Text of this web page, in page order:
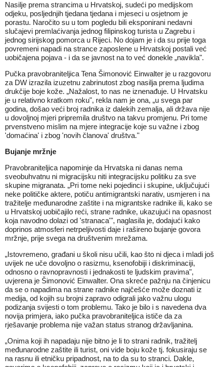
Nasilje prema strancima u Hrvatskoj, sudeći po medijskom
odjeku, posljednjih tjedana tjedana i mjeseci u osjetnom je
porastu. Naročito su u tom pogledu bili eksponirani nedavni
slučajevi premlaćivanja jednog filipinskog turista u Zagrebu i
jednog sirijskog pomorca u Rijeci. No dojam je i da su prije toga
povremeni napadi na strance zaposlene u Hrvatskoj postali već
uobičajena pojava - i da se javnost na to već donekle „navikla".
Pučka pravobraniteljica Tena Šimonović Einwalter je u razgovoru
za DW izrazila izuzetnu zabrinutost zbog nasilja prema ljudima
drukčije boje kože. „Nažalost, to nas ne iznenađuje. U Hrvatsku
je u relativno kratkom roku", rekla nam je ona, „u svega par
godina, došao veći broj radnika iz dalekih zemalja, ali država nije
u dovoljnoj mjeri pripremila društvo na takvu promjenu. Pri tome
prvenstveno mislim na mjere integracije koje su važne i zbog
'domaćina' i zbog 'novih članova' društva."
Bujanje mržnje
Pravobraniteljica napominje da Hrvatska ni danas nema
sveobuhvatnu ni migracijsku niti integracijsku politiku za sve
skupine migranata. „Pri tome neki pojedinci i skupine, uključujući
neke političke aktere, potiču antimigrantski narativ, usmjeren i na
tražitelje međunarodne zaštite i na migrantske radnike ili, kako se
u Hrvatskoj uobičajilo reći, strane radnike, ukazujući na opasnost
koja navodno dolazi od 'stranaca'", naglasila je, dodajući kako
doprinos atmosferi netrpeljivosti daje i rašireno bujanje govora
mržnje, prije svega na društvenim mrežama.
„Istovremeno, građani u školi nisu učili, kao što ni djeca i mladi još
uvijek ne uče dovoljno o rasizmu, ksenofobiji i diskriminaciji,
odnosno o ravnopravnosti i jednakosti te ljudskim pravima",
uvjerena je Šimonović Einwalter. Ona skreće pažnju na činjenicu
da se o napadima na strane radnike najčešće može doznati iz
medija, od kojih su brojni zapravo odigrali jako važnu ulogu
podizanja svijesti o tom problemu. Tako je bilo i s navedena dva
novija primjera, iako pučka pravobraniteljica ističe da za
rješavanje problema nije važan status stranog državljanina.
„Onima koji ih napadaju nije bitno je li to strani radnik, tražitelj
međunarodne zaštite ili turist, oni vide boju kože tj. fokusiraju se
na rasnu ili etničku pripadnost, na to da su to stranci. Dakle,